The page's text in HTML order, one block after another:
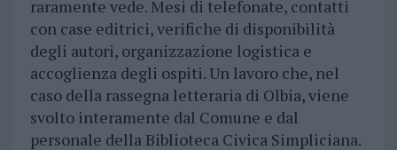
raramente vede. Mesi di telefonate, contatti
con case editrici, verifiche di disponibilità
degli autori, organizzazione logistica e
accoglienza degli ospiti. Un lavoro che, nel
caso della rassegna letteraria di Olbia, viene
svolto interamente dal Comune e dal
personale della Biblioteca Civica Simpliciana.